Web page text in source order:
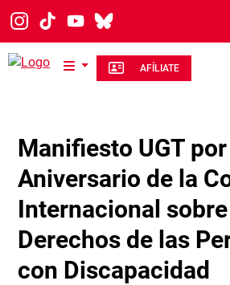
Pasar al contenido principal
AFÍLIATE
Manifiesto UGT por
Aniversario de la
Internacional
Derechos de las
con Discapacidad